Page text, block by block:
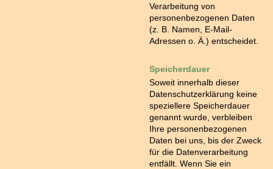
Verarbeitung von
personenbezogenen Daten
(z. B. Namen, E-Mail-
Adressen o. Ä.) entscheidet.
Speicherdauer
Soweit innerhalb dieser
Datenschutzerklärung keine
speziellere Speicherdauer
genannt wurde, verbleiben
Ihre personenbezogenen
Daten bei uns, bis der Zweck
für die Datenverarbeitung
entfällt. Wenn Sie ein